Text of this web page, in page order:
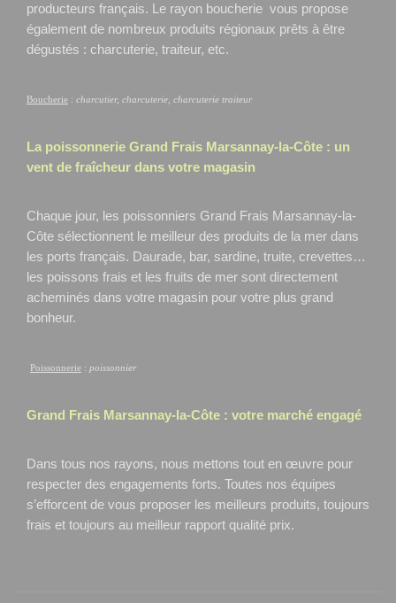
producteurs français. Le rayon boucherie vous propose
également de nombreux produits régionaux prêts à être
dégustés : charcuterie, traiteur, etc.
Boucherie : charcutier, charcuterie, charcuterie traiteur
La poissonnerie Grand Frais Marsannay-la-Côte : un
vent de fraîcheur dans votre magasin
Chaque jour, les poissonniers Grand Frais Marsannay-la-
Côte sélectionnent le meilleur des produits de la mer dans
les ports français. Daurade, bar, sardine, truite, crevettes…
les poissons frais et les fruits de mer sont directement
acheminés dans votre magasin pour votre plus grand
bonheur.
Poissonnerie : poissonnier
Grand Frais Marsannay-la-Côte : votre marché engagé
Dans tous nos rayons, nous mettons tout en œuvre pour
respecter des engagements forts. Toutes nos équipes
s’efforcent de vous proposer les meilleurs produits, toujours
frais et toujours au meilleur rapport qualité prix.